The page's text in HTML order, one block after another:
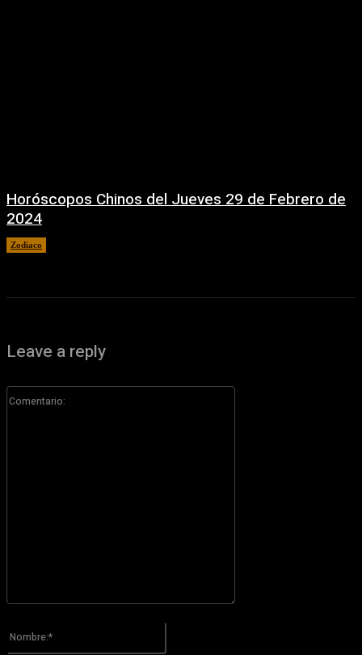
Horóscopos Chinos del Jueves 29 de Febrero de
2024
Zodiaco
Leave a reply
Comentario:
Nombre:*